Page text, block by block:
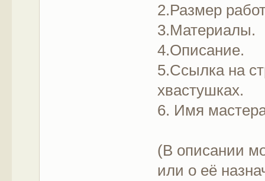
2.Размер
3.Материалы.
4.Описание.
5.Ссылка на
хвастушках.
6. Имя
(В описании
или о её